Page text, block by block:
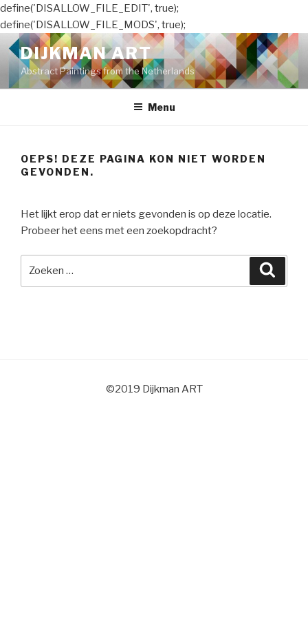
define('DISALLOW_FILE_EDIT', true);
define('DISALLOW_FILE_MODS', true);
Naar
de
inhoud
springen
DIJKMAN ART
Abstract Paintings from the Netherlands
Menu
OEPS! DEZE PAGINA KON NIET WORDEN
GEVONDEN.
Het lijkt erop dat er niets gevonden is op deze locatie.
Probeer het eens met een zoekopdracht?
©2019 Dijkman ART